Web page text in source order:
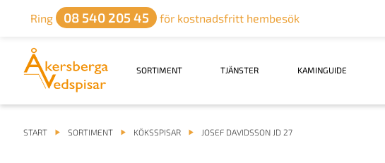
Ring 08 540 205 45 för kostnadsfritt hembesök
SORTIMENT TJÄNSTER KAMINGUIDE
START SORTIMENT KÖKSSPISAR JOSEF DAVIDSSON JD 27